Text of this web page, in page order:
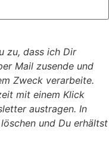
zu, dass ich Dir
Mail zusende und
Zweck verarbeite.
mit einem Klick
austragen. In
und Du erhältst